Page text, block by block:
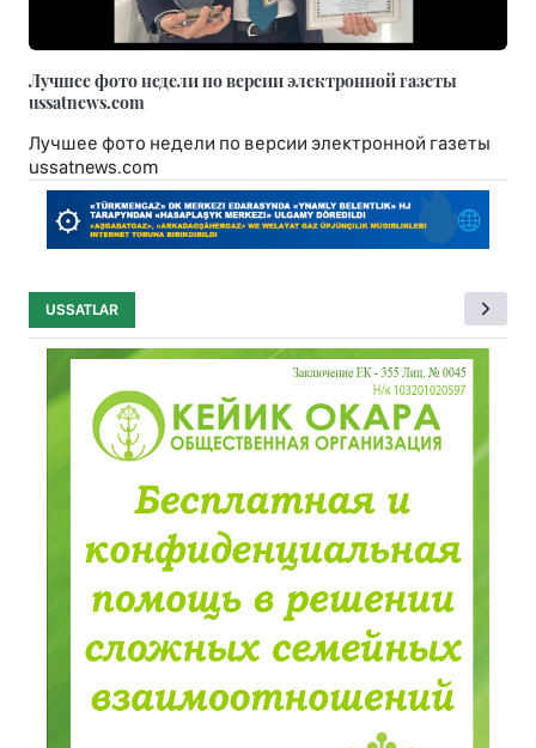
Лучшее фото недели по версии электронной газеты
ussatnews.com
Лучшее фото недели по версии электронной газеты
ussatnews.com
USSATLAR